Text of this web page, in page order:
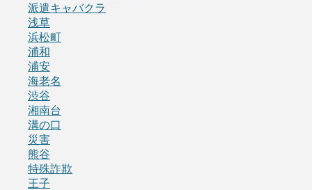
派遣キャバクラ
浅草
浜松町
浦和
浦安
海老名
渋谷
湘南台
溝の口
災害
熊谷
特殊詐欺
王子